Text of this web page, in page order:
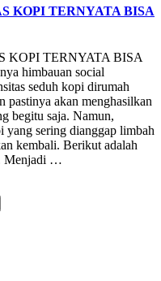
KOPI TERNYATA BISA
KOPI TERNYATA BISA
himbauan social
seduh kopi dirumah
pastinya akan menghasilkan
begitu saja. Namun,
yang sering dianggap limbah
kembali. Berikut adalah
Menjadi …